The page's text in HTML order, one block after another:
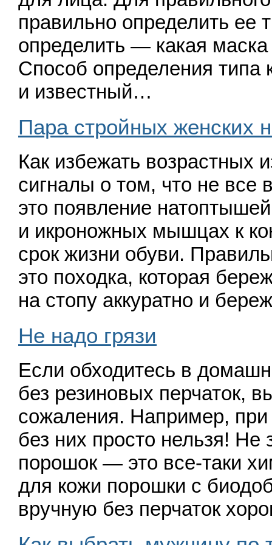
правильно определить ее
определить — какая
Способ определения типа
и известный…
Пара стройных женских
Как избежать возрастных
сигналы о том, что не все
это появление
и икроножных мышцах к
срок жизни обуви.
это походка, которая
на стопу аккуратно и
Не надо грязи
Если обходитесь в
без резиновых перчаток,
сожаления. Например, при
без них просто нельзя!
порошок — это все-таки
для кожи порошки с
вручную без перчаток